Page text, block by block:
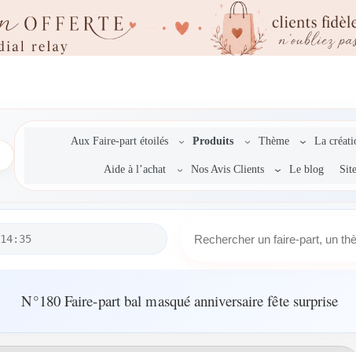
Aux Faire-part étoilés Produits Thème La
Aide à l’achat Nos Avis Clients Le blog
14:35
r
h
N°180 Faire-part bal masqué anniversaire fête surprise